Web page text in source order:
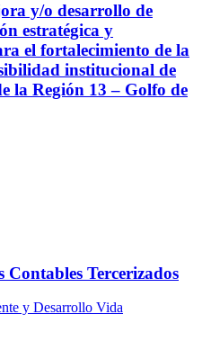
y/o desarrollo de
estratégica y
el fortalecimiento de la
institucional de
la Región 13 – Golfo de
Tercerizados
y Desarrollo Vida